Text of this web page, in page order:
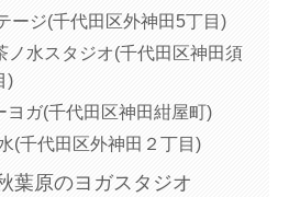
ージ(千代田区外神田5丁目)
ノ水スタジオ(千代田区神田須
)
ヨガ(千代田区神田紺屋町)
(千代田区外神田２丁目)
葉原のヨガスタジオ